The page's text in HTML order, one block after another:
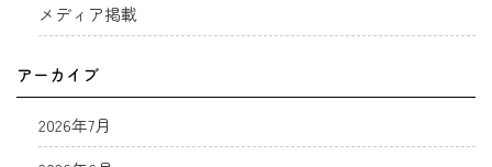
メディア掲載
アーカイブ
2026年7月